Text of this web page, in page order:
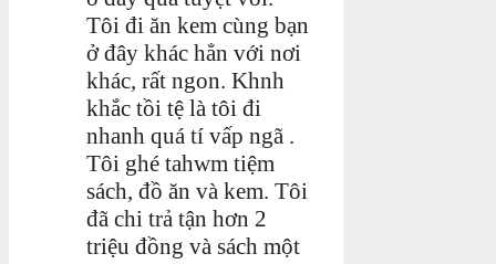
Tôi đi ăn kem cùng bạn
ở đây khác hẳn với nơi
khác, rất ngon. Khnh
khắc tồi tệ là tôi đi
nhanh quá tí vấp ngã .
Tôi ghé tahwm tiệm
sách, đồ ăn và kem. Tôi
đã chi trả tận hơn 2
triệu đồng và sách một